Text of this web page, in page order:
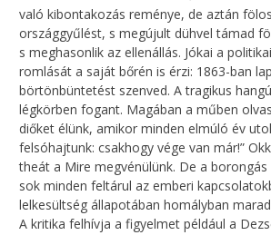
való kibontakozás reménye, de aztán
országgyűlést, s megújult dühvel támad
s meghasonlik az ellenállás. Jókai a
romlását a saját bőrén is érzi: 1863-ban
börtönbüntetést szenved. A tragikus
légkörben fogant. Magában a műben
diőket élünk, amikor minden elmúló év
felsóhajtunk: csakhogy vége van már!”
theát a Mire megvénülünk. De a
sok minden feltárul az emberi
lelkesültség állapotában homályban
A kritika felhívja a figyelmet például a